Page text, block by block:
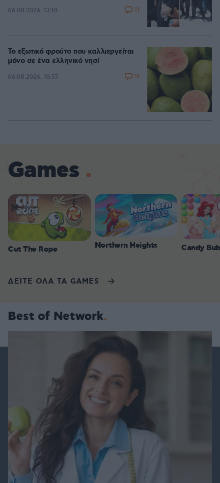
06.08.2026, 13:10 11
Το εξωτικό φρούτο που καλλιεργείται
μόνο σε ένα ελληνικό νησί
06.08.2026, 10:57 11
Games
Cut The Rope Northern Heights Candy
ΔΕΙΤΕ ΟΛΑ ΤΑ GAMES
Best of Network